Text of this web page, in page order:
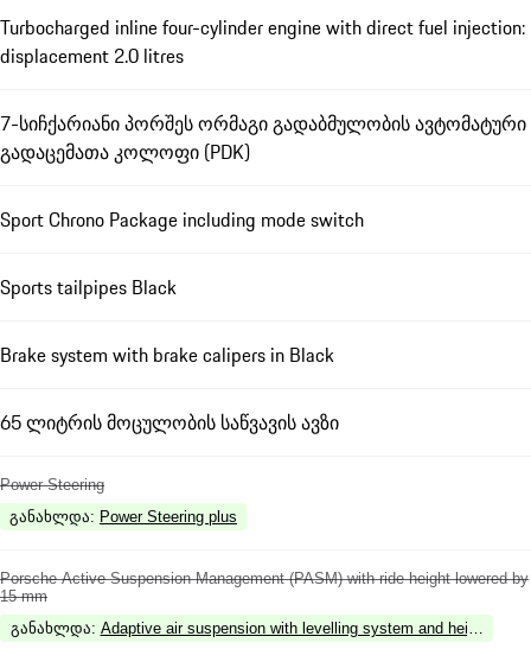
Turbocharged inline four-cylinder engine with direct fuel injection:
displacement 2.0 litres
7-სიჩქარიანი პორშეს ორმაგი გადაბმულობის ავტომატური
გადაცემათა კოლოფი (PDK)
Sport Chrono Package including mode switch
Sports tailpipes Black
Brake system with brake calipers in Black
65 ლიტრის მოცულობის საწვავის ავზი
Power Steering
განახლდა: Power Steering plus
Porsche Active Suspension Management (PASM) with ride height lowered by
15 mm
განახლდა: Adaptive air suspension with levelling system and height